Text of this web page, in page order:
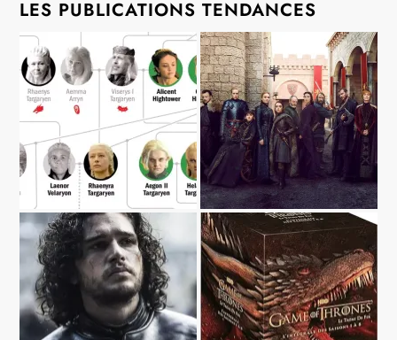
LES PUBLICATIONS TENDANCES